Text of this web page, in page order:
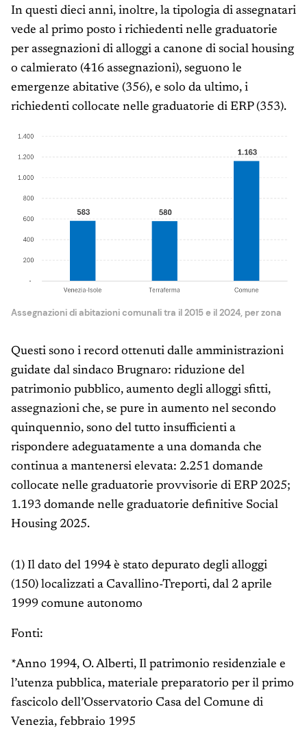
In questi dieci anni, inoltre, la tipologia di assegnatari
vede al primo posto i richiedenti nelle graduatorie
per assegnazioni di alloggi a canone di social housing
o calmierato (416 assegnazioni), seguono le
emergenze abitative (356), e solo da ultimo, i
richiedenti collocate nelle graduatorie di ERP (353).
Assegnazioni di abitazioni comunali tra il 2015 e il 2024, per zona
Questi sono i record ottenuti dalle amministrazioni
guidate dal sindaco Brugnaro: riduzione del
patrimonio pubblico, aumento degli alloggi sfitti,
assegnazioni che, se pure in aumento nel secondo
quinquennio, sono del tutto insufficienti a
rispondere adeguatamente a una domanda che
continua a mantenersi elevata: 2.251 domande
collocate nelle graduatorie provvisorie di ERP 2025;
1.193 domande nelle graduatorie definitive Social
Housing 2025.
(1) Il dato del 1994 è stato depurato degli alloggi
(150) localizzati a Cavallino-Treporti, dal 2 aprile
1999 comune autonomo
Fonti:
*Anno 1994, O. Alberti, Il patrimonio residenziale e
l’utenza pubblica, materiale preparatorio per il primo
fascicolo dell’Osservatorio Casa del Comune di
Venezia, febbraio 1995